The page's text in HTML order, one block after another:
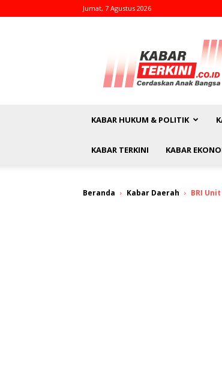
Jumat, 7 Agustus 2026
KABAR HUKUM & POLITIK
KABAR TERKINI KABAR
Beranda Kabar Daerah BRI